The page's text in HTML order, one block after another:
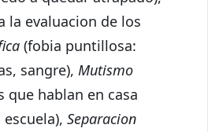
la evaluacion de los
(fobia puntillosa:
sangre), Mutismo
que hablan en casa
Separacion